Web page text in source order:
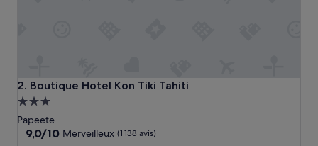
2. Boutique Hotel Kon Tiki Tahiti
Boutique Hotel Kon Tiki Tahiti
Hébergement
3.0 étoiles
Papeete
9.0
9,0/10 Merveilleux (1 138 avis)